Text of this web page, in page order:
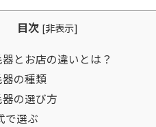
目次 [非表示]
とお店の違いとは？
の種類
の選び方
で選ぶ